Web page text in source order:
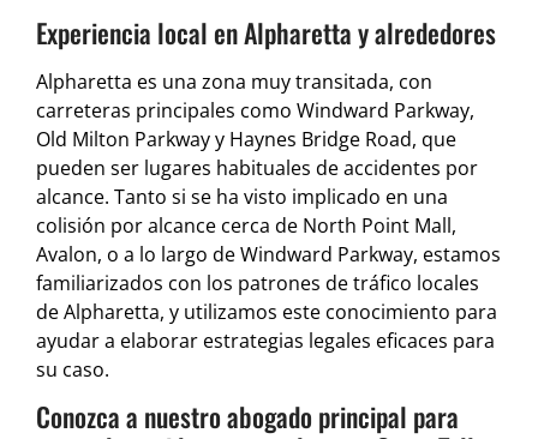
Experiencia local en Alpharetta y alrededores
Alpharetta es una zona muy transitada, con
carreteras principales como Windward Parkway,
Old Milton Parkway y Haynes Bridge Road, que
pueden ser lugares habituales de accidentes por
alcance. Tanto si se ha visto implicado en una
colisión por alcance cerca de North Point Mall,
Avalon, o a lo largo de Windward Parkway, estamos
familiarizados con los patrones de tráfico locales
de Alpharetta, y utilizamos este conocimiento para
ayudar a elaborar estrategias legales eficaces para
su caso.
Conozca a nuestro abogado principal para